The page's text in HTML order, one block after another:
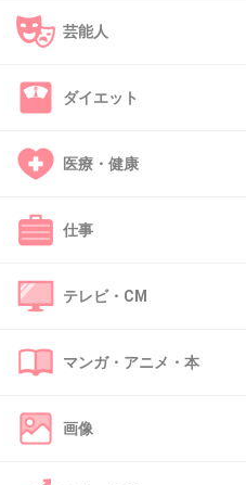
見ると笑ってしまう
+12
芸能人
ダイエット
医療・健康
仕事
テレビ・CM
マンガ・アニメ・本
画像